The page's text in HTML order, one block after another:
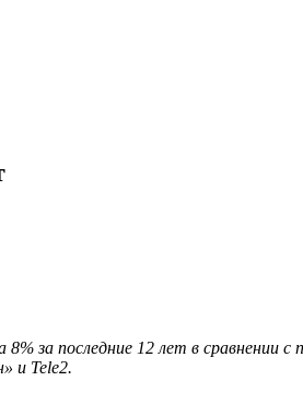
за последние 12 лет в
и Tele2.